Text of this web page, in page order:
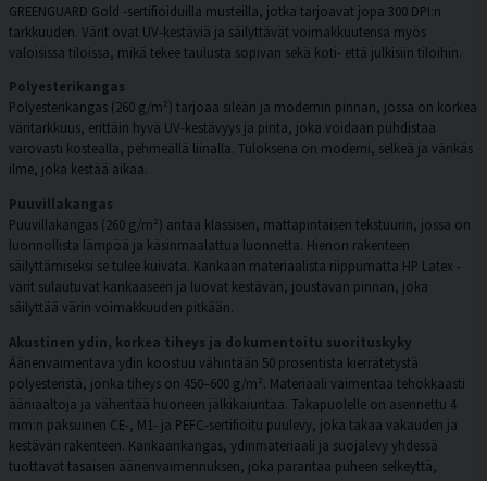
GREENGUARD Gold -sertifioiduilla musteilla, jotka tarjoavat jopa 300 DPI:n
tarkkuuden. Värit ovat UV-kestäviä ja säilyttävät voimakkuutensa myös
valoisissa tiloissa, mikä tekee taulusta sopivan sekä koti- että julkisiin tiloihin.
Polyesterikangas
Polyesterikangas (260 g/m²) tarjoaa sileän ja modernin pinnan, jossa on korkea
väritarkkuus, erittäin hyvä UV-kestävyys ja pinta, joka voidaan puhdistaa
varovasti kostealla, pehmeällä liinalla. Tuloksena on moderni, selkeä ja värikäs
ilme, joka kestää aikaa.
Puuvillakangas
Puuvillakangas (260 g/m²) antaa klassisen, mattapintaisen tekstuurin, jossa on
luonnollista lämpöä ja käsinmaalattua luonnetta. Hienon rakenteen
säilyttämiseksi se tulee kuivata. Kankaan materiaalista riippumatta HP Latex -
värit sulautuvat kankaaseen ja luovat kestävän, joustavan pinnan, joka
säilyttää värin voimakkuuden pitkään.
Akustinen ydin, korkea tiheys ja dokumentoitu suorituskyky
Äänenvaimentava ydin koostuu vähintään 50 prosentista kierrätetystä
polyesteristä, jonka tiheys on 450–600 g/m². Materiaali vaimentaa tehokkaasti
ääniaaltoja ja vähentää huoneen jälkikaiuntaa. Takapuolelle on asennettu 4
mm:n paksuinen CE-, M1- ja PEFC-sertifioitu puulevy, joka takaa vakauden ja
kestävän rakenteen. Kankaankangas, ydinmateriaali ja suojalevy yhdessä
tuottavat tasaisen äänenvaimennuksen, joka parantaa puheen selkeyttä,